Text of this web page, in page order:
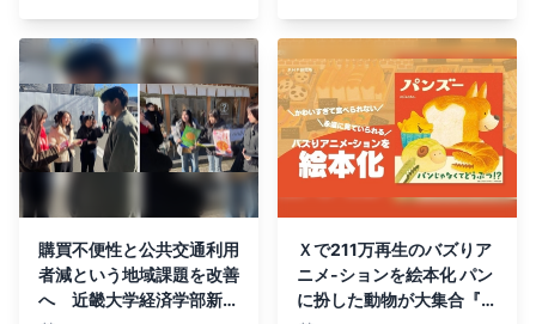
購買不便性と公共交通利用
者減という地域課題を改善
へ 近畿大学経済学部新井
Ｘで211万再生のバズりア
ニメ-ションを絵本化 パン
に扮した動物が大集合『パ